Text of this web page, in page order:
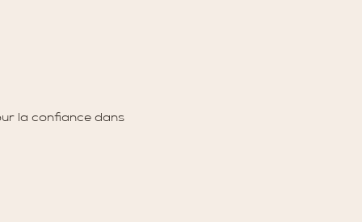
la confiance dans